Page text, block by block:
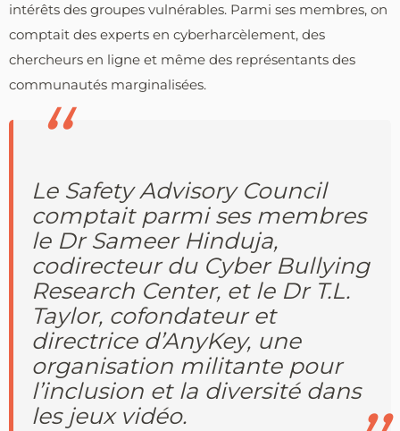
intérêts des groupes vulnérables. Parmi ses membres, on
comptait des experts en cyberharcèlement, des
chercheurs en ligne et même des représentants des
communautés marginalisées.
Le Safety Advisory Council
comptait parmi ses membres
le Dr Sameer Hinduja,
codirecteur du Cyber Bullying
Research Center, et le Dr T.L.
Taylor, cofondateur et
directrice d’AnyKey, une
organisation militante pour
l’inclusion et la diversité dans
les jeux vidéo.